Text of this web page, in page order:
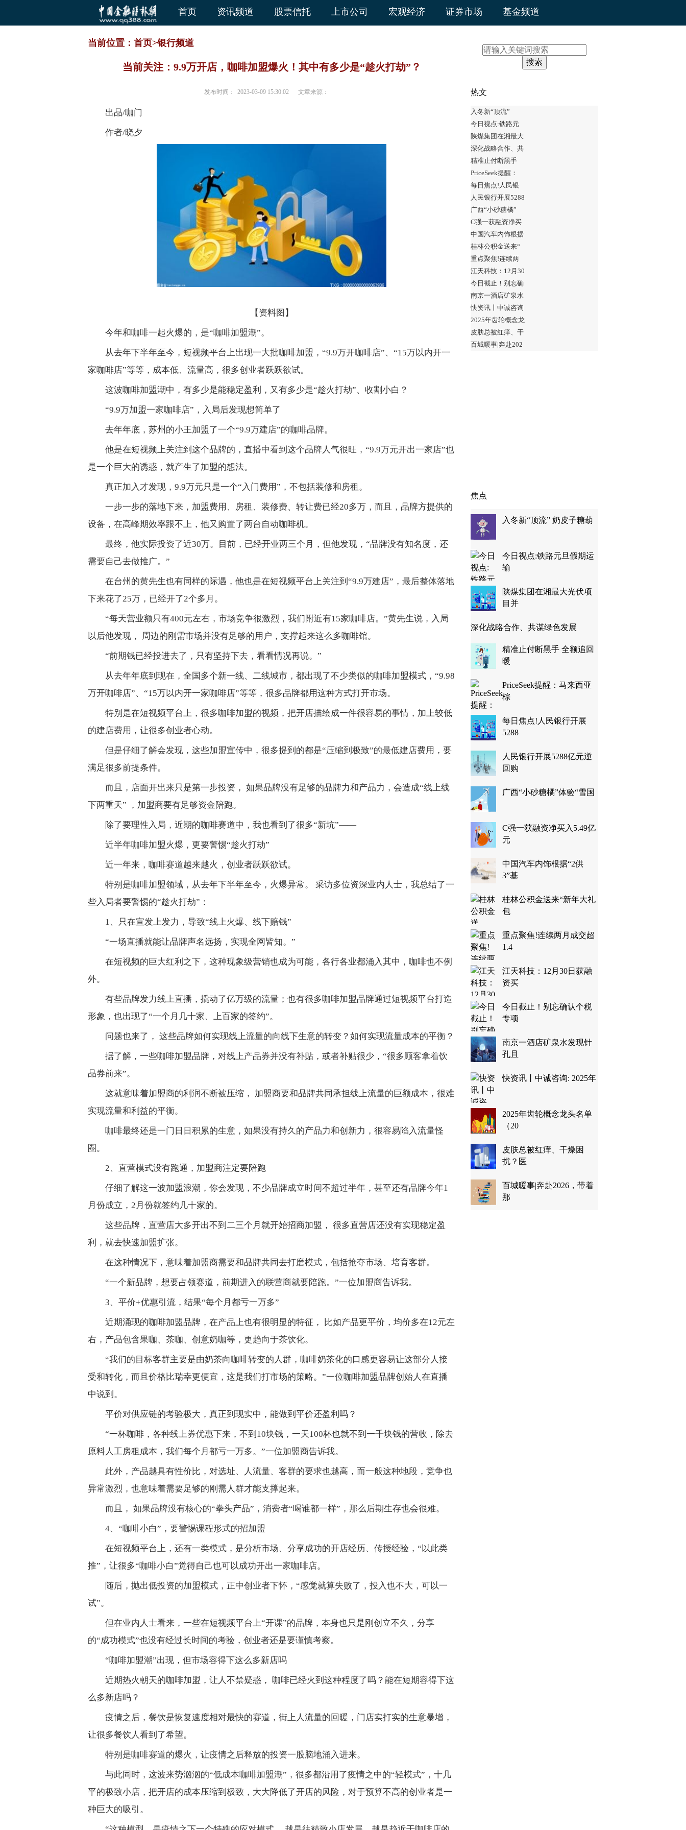
首页 资讯频道 股票信托 上市公司 宏观经济 证券市场 基金频道
当前位置： 首页>银行频道
当前关注：9.9万开店，咖啡加盟爆火！其中有多少是“趁火打劫”？
发布时间： 2023-03-09 15:30:02 文章来源：
出品/咖门
作者/晓夕
【资料图】
今年和咖啡一起火爆的，是“咖啡加盟潮”。
从去年下半年至今，短视频平台上出现一大批咖啡加盟，“9.9万开咖啡店”、“15万以内开一
家咖啡店”等等，成本低、流量高，很多创业者跃跃欲试。
这波咖啡加盟潮中，有多少是能稳定盈利，又有多少是“趁火打劫”、收割小白？
“9.9万加盟一家咖啡店”，入局后发现想简单了
去年年底，苏州的小王加盟了一个“9.9万建店”的咖啡品牌。
他是在短视频上关注到这个品牌的，直播中看到这个品牌人气很旺，“9.9万元开出一家店”也
是一个巨大的诱惑，就产生了加盟的想法。
真正加入才发现，9.9万元只是一个“入门费用”，不包括装修和房租。
一步一步的落地下来，加盟费用、房租、装修费、转让费已经20多万，而且，品牌方提供的
设备，在高峰期效率跟不上，他又购置了两台自动咖啡机。
最终，他实际投资了近30万。目前，已经开业两三个月，但他发现，“品牌没有知名度，还
需要自己去做推广。”
在台州的黄先生也有同样的际遇，他也是在短视频平台上关注到“9.9万建店”，最后整体落地
下来花了25万，已经开了2个多月。
“每天营业额只有400元左右，市场竞争很激烈，我们附近有15家咖啡店。”黄先生说，入局
以后他发现， 周边的刚需市场并没有足够的用户，支撑起来这么多咖啡馆。
“前期钱已经投进去了，只有坚持下去，看看情况再说。”
从去年年底到现在，全国多个新一线、二线城市，都出现了不少类似的咖啡加盟模式，“9.98
万开咖啡店”、“15万以内开一家咖啡店”等等，很多品牌都用这种方式打开市场。
特别是在短视频平台上，很多咖啡加盟的视频，把开店描绘成一件很容易的事情，加上较低
的建店费用，让很多创业者心动。
但是仔细了解会发现，这些加盟宣传中，很多提到的都是“压缩到极致”的最低建店费用，要
满足很多前提条件。
而且，店面开出来只是第一步投资， 如果品牌没有足够的品牌力和产品力，会造成“线上线
下两重天” ，加盟商要有足够资金陪跑。
除了要理性入局，近期的咖啡赛道中，我也看到了很多“新坑”——
近半年咖啡加盟火爆，更要警惕“趁火打劫”
近一年来，咖啡赛道越来越火，创业者跃跃欲试。
特别是咖啡加盟领域，从去年下半年至今，火爆异常。 采访多位资深业内人士，我总结了一
些入局者要警惕的“趁火打劫”：
1、只在宣发上发力，导致“线上火爆、线下赔钱”
“一场直播就能让品牌声名远扬，实现全网皆知。”
在短视频的巨大红利之下，这种现象级营销也成为可能，各行各业都涌入其中，咖啡也不例
外。
有些品牌发力线上直播，撬动了亿万级的流量；也有很多咖啡加盟品牌通过短视频平台打造
形象，也出现了“一个月几十家、上百家的签约”。
问题也来了， 这些品牌如何实现线上流量的向线下生意的转变？如何实现流量成本的平衡？
据了解，一些咖啡加盟品牌，对线上产品券并没有补贴，或者补贴很少，“很多顾客拿着饮
品券前来”。
这就意味着加盟商的利润不断被压缩， 加盟商要和品牌共同承担线上流量的巨额成本，很难
实现流量和利益的平衡。
咖啡最终还是一门日日积累的生意，如果没有持久的产品力和创新力，很容易陷入流量怪
圈。
2、直营模式没有跑通，加盟商注定要陪跑
仔细了解这一波加盟浪潮，你会发现，不少品牌成立时间不超过半年，甚至还有品牌今年1
月份成立，2月份就签约几十家的。
这些品牌，直营店大多开出不到二三个月就开始招商加盟， 很多直营店还没有实现稳定盈
利，就去快速加盟扩张。
在这种情况下，意味着加盟商需要和品牌共同去打磨模式，包括抢夺市场、培育客群。
“一个新品牌，想要占领赛道，前期进入的联营商就要陪跑。”一位加盟商告诉我。
3、平价+优惠引流，结果“每个月都亏一万多”
近期涌现的咖啡加盟品牌，在产品上也有很明显的特征， 比如产品更平价，均价多在12元左
右，产品包含果咖、茶咖、创意奶咖等，更趋向于茶饮化。
“我们的目标客群主要是由奶茶向咖啡转变的人群，咖啡奶茶化的口感更容易让这部分人接
受和转化，而且价格比瑞幸更便宜，这是我们打市场的策略。”一位咖啡加盟品牌创始人在直播
中说到。
平价对供应链的考验极大，真正到现实中，能做到平价还盈利吗？
“一杯咖啡，各种线上券优惠下来，不到10块钱，一天100杯也就不到一千块钱的营收，除去
原料人工房租成本，我们每个月都亏一万多。”一位加盟商告诉我。
此外，产品越具有性价比，对选址、人流量、客群的要求也越高，而一般这种地段，竞争也
异常激烈，也意味着需要足够的刚需人群才能支撑起来。
而且， 如果品牌没有核心的“拳头产品”，消费者“喝谁都一样”，那么后期生存也会很难。
4、“咖啡小白”，要警惕课程形式的招加盟
在短视频平台上，还有一类模式，是分析市场、分享成功的开店经历、传授经验，“以此类
推”，让很多“咖啡小白”觉得自己也可以成功开出一家咖啡店。
随后，抛出低投资的加盟模式，正中创业者下怀，“感觉就算失败了，投入也不大，可以一
试”。
但在业内人士看来，一些在短视频平台上“开课”的品牌，本身也只是刚创立不久，分享
的“成功模式”也没有经过长时间的考验，创业者还是要谨慎考察。
“咖啡加盟潮”出现，但市场容得下这么多新店吗
近期热火朝天的咖啡加盟，让人不禁疑惑， 咖啡已经火到这种程度了吗？能在短期容得下这
么多新店吗？
疫情之后，餐饮是恢复速度相对最快的赛道，街上人流量的回暖，门店实打实的生意暴增，
让很多餐饮人看到了希望。
特别是咖啡赛道的爆火，让疫情之后释放的投资一股脑地涌入进来。
与此同时，这波来势汹汹的“低成本咖啡加盟潮”，很多都沿用了疫情之中的“轻模式”，十几
平的极致小店，把开店的成本压缩到极致，大大降低了开店的风险，对于预算不高的创业者是一
种巨大的吸引。
搜索
热文
入冬新“顶流”
今日视点:铁路元
陕煤集团在湘最大
深化战略合作、共
精准止付断黑手
PriceSeek提醒：
每日焦点!人民银
人民银行开展5288
广西“小砂糖橘”
C强一获融资净买
中国汽车内饰根据
桂林公积金送来“
重点聚焦!连续两
江天科技：12月30
今日截止！别忘确
南京一酒店矿泉水
快资讯丨中诚咨询
2025年齿轮概念龙
皮肤总被红痒、干
百城暖事|奔赴202
焦点
入冬新“顶流” 奶皮子糖葫
今日视点:铁路元旦假期运
输
陕煤集团在湘最大光伏项
目并
深化战略合作、共谋绿色发展
精准止付断黑手 全额追回
暖
PriceSeek提醒：马来西亚
棕
每日焦点!人民银行开展
5288
人民银行开展5288亿元逆
回购
广西“小砂糖橘”体验“雪国
C强一获融资净买入5.49亿
元
中国汽车内饰根据“2供
3”基
桂林公积金送来“新年大礼
包
重点聚焦!连续两月成交超
1.4
江天科技：12月30日获融
资买
今日截止！别忘确认个税
专项
南京一酒店矿泉水发现针
孔且
快资讯丨中诚咨询: 2025年
2025年齿轮概念龙头名单
（20
皮肤总被红痒、干燥困
扰？医
百城暖事|奔赴2026，带着
那